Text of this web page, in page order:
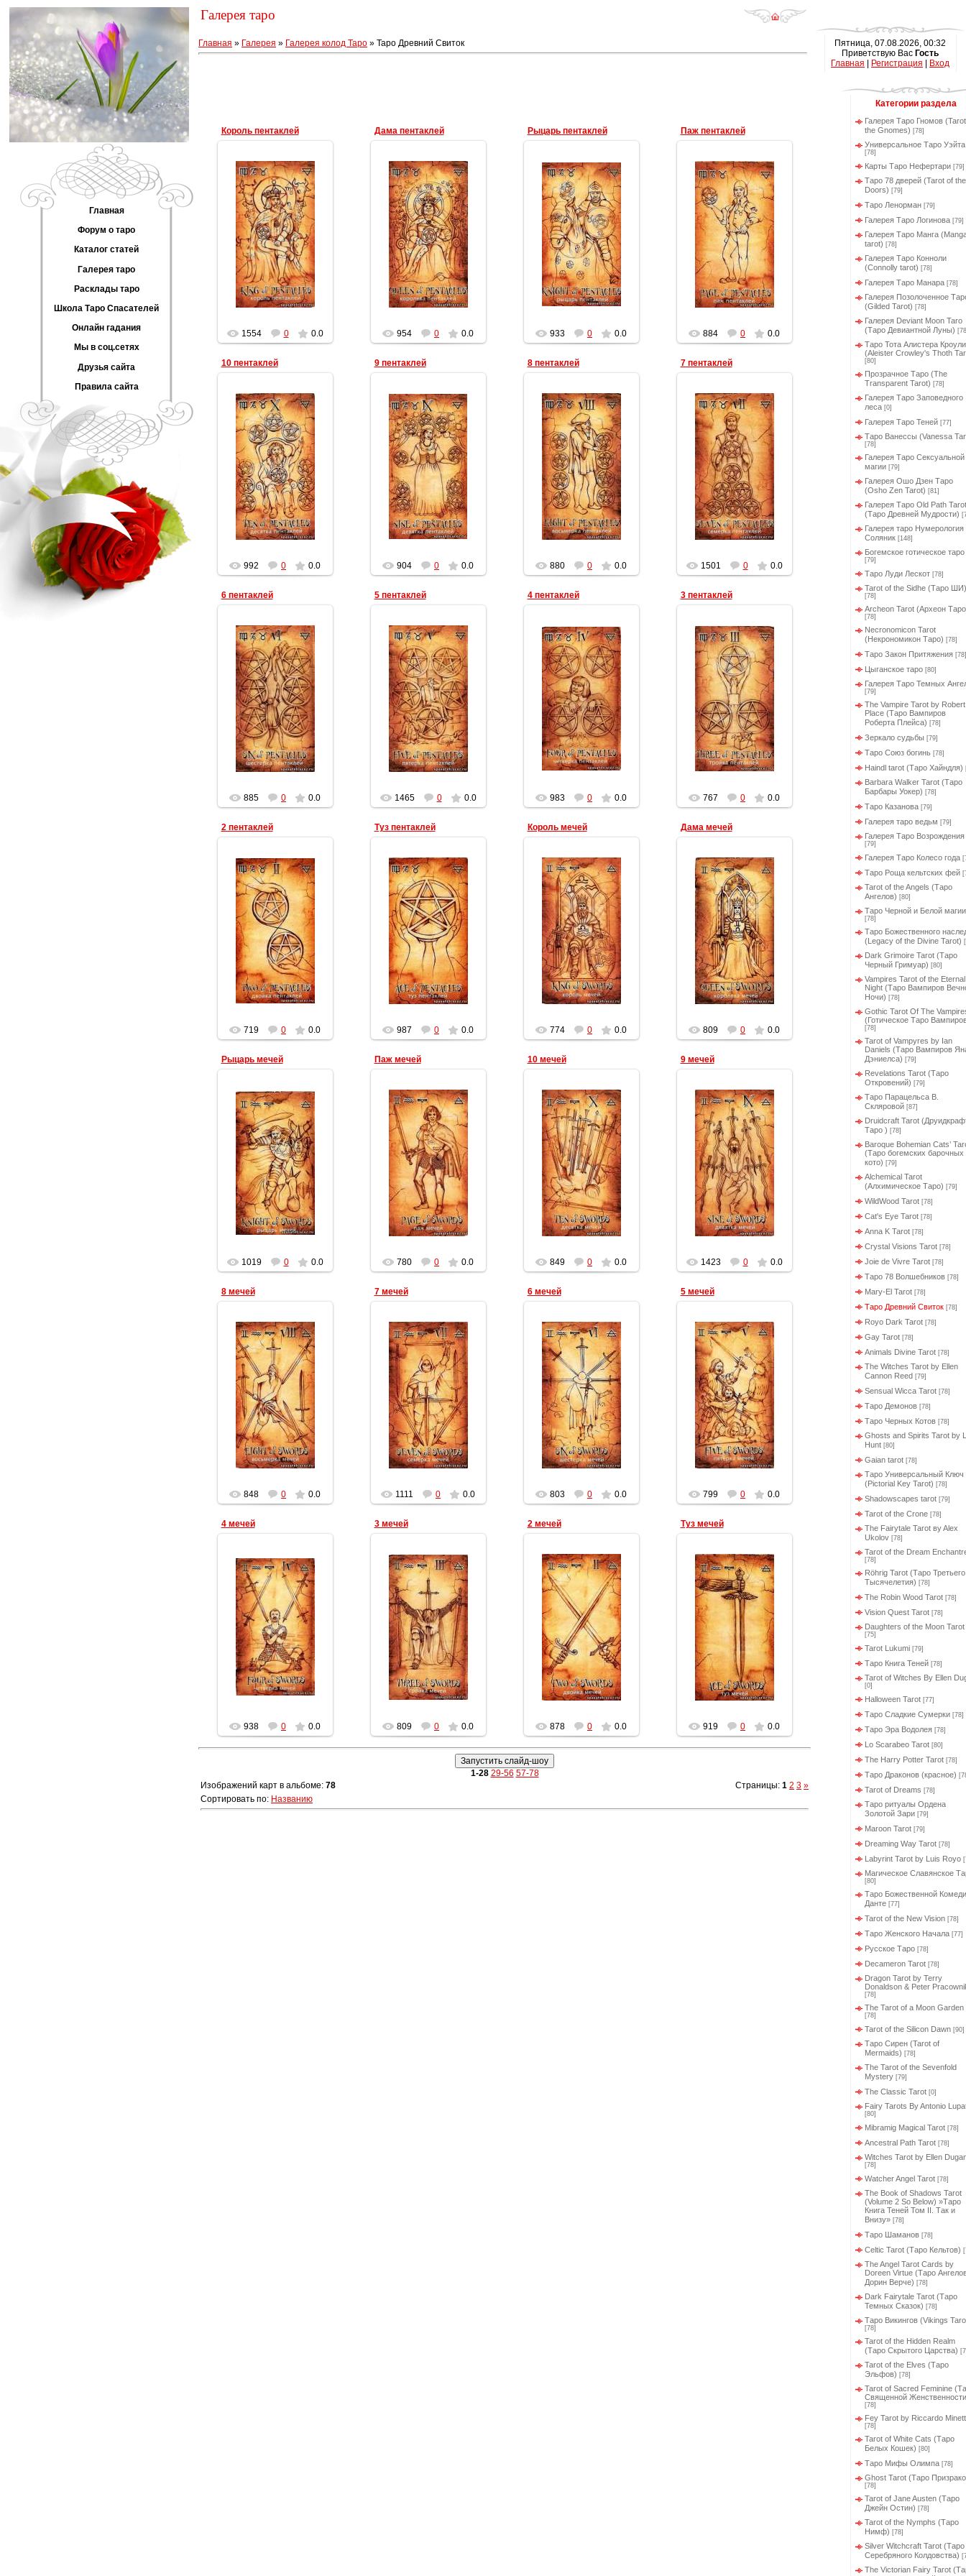
Главная
Форум о таро
Каталог статей
Галерея таро
Расклады таро
Школа Таро Спасателей
Онлайн гадания
Мы в соц.сетях
Друзья сайта
Правила сайта
Галерея таро
Главная » Галерея » Галерея колод Таро » Таро Древний Свиток
Король пентаклей
19.03.2012
Геката
1554 0 0.0
Дама пентаклей
19.03.2012
Геката
954 0 0.0
Рыцарь пентаклей
19.03.2012
Геката
933 0 0.0
Паж пентаклей
19.03.2012
Геката
884 0 0.0
10 пентаклей
19.03.2012
Геката
992 0 0.0
9 пентаклей
19.03.2012
Геката
904 0 0.0
8 пентаклей
19.03.2012
Геката
880 0 0.0
7 пентаклей
19.03.2012
Геката
1501 0 0.0
6 пентаклей
19.03.2012
Геката
885 0 0.0
5 пентаклей
19.03.2012
Геката
1465 0 0.0
4 пентаклей
19.03.2012
Геката
983 0 0.0
3 пентаклей
19.03.2012
Геката
767 0 0.0
2 пентаклей
19.03.2012
Геката
719 0 0.0
Туз пентаклей
19.03.2012
Геката
987 0 0.0
Король мечей
19.03.2012
Геката
774 0 0.0
Дама мечей
19.03.2012
Геката
809 0 0.0
Рыцарь мечей
19.03.2012
Геката
1019 0 0.0
Паж мечей
19.03.2012
Геката
780 0 0.0
10 мечей
19.03.2012
Геката
849 0 0.0
9 мечей
19.03.2012
Геката
1423 0 0.0
8 мечей
19.03.2012
Геката
848 0 0.0
7 мечей
19.03.2012
Геката
1111 0 0.0
6 мечей
19.03.2012
Геката
803 0 0.0
5 мечей
19.03.2012
Геката
799 0 0.0
4 мечей
19.03.2012
Геката
938 0 0.0
3 мечей
19.03.2012
Геката
809 0 0.0
2 мечей
19.03.2012
Геката
878 0 0.0
Туз мечей
19.03.2012
Геката
919 0 0.0
1-28 29-56 57-78
Изображений карт в альбоме: 78 Страницы: 1 2 3 »
Сортировать по: Названию
Пятница, 07.08.2026, 00:32
Приветствую Вас Гость
Главная
Регистрация Вход
Категории раздела
Галерея Таро Гномов
the Gnomes) [78]
Универсальное Таро Уэйта
[78]
Карты Таро Нефертари [79]
Таро 78 дверей (Tarot of
Doors) [79]
Таро Ленорман [79]
Галерея Таро Логинова [79]
Галерея Таро Манга
tarot) [78]
Галерея Таро Конноли
(Connolly tarot) [78]
Галерея Таро Манара [78]
Галерея Позолоченное
(Gilded Tarot) [78]
Галерея Deviant Moon Taro
(Таро Девиантной Луны)
Таро Тота Алистера Кроули
(Aleister Crowley's Thoth
[80]
Прозрачное Таро (The
Transparent Tarot) [78]
Галерея Таро Заповедного
леса [0]
Галерея Таро Теней [77]
Таро Ванессы (Vanessa
[78]
Галерея Таро Сексуальной
магии [79]
Галерея Ошо Дзен Таро
(Osho Zen Tarot) [81]
Галерея Таро Old Path Tarot
(Таро Древней Мудрости)
Галерея таро Нумерология
Соляник [148]
Богемское готическое таро
[79]
Таро Луди Лескот [78]
Tarot of the Sidhe (Таро ШИ)
[78]
Archeon Tarot (Археон
[78]
Necronomicon Tarot
(Некрономикон Таро) [78]
Таро Закон Притяжения [78]
Цыганское таро [80]
Галерея Таро Темных
[79]
The Vampire Tarot by
Place (Таро Вампиров
Роберта Плейса) [78]
Зеркало судьбы [79]
Таро Союз богинь [78]
Haindl tarot (Таро Хайндля)
Barbara Walker Tarot (Таро
Барбары Уокер) [78]
Таро Казанова [79]
Галерея таро ведьм [79]
Галерея Таро Возрождения
[79]
Галерея Таро Колесо года
Таро Роща кельтских фей
Tarot of the Angels (Таро
Ангелов) [80]
Таро Черной и Белой магии
[78]
Таро Божественного
(Legacy of the Divine Tarot)
Dark Grimoire Tarot (Таро
Черный Гримуар) [80]
Vampires Tarot of the Eternal
Night (Таро Вампиров
Ночи) [78]
Gothic Tarot Of The
(Готическое Таро
[78]
Tarot of Vampyres by Ian
Daniels (Таро Вампиров
Дэниелса) [79]
Revelations Tarot (Таро
Откровений) [79]
Таро Парацельса В.
Скляровой [87]
Druidcraft Tarot
Таро ) [78]
Baroque Bohemian Cats’
(Таро богемских барочных
кото) [79]
Alchemical Tarot
(Алхимическое Таро) [79]
WildWood Tarot [78]
Cat's Eye Tarot [78]
Anna K Tarot [78]
Crystal Visions Tarot [78]
Joie de Vivre Tarot [78]
Таро 78 Волшебников [78]
Mary-El Tarot [78]
Таро Древний Свиток [78]
Royo Dark Tarot [78]
Gay Tarot [78]
Animals Divine Tarot [78]
The Witches Tarot by Ellen
Cannon Reed [79]
Sensual Wicca Tarot [78]
Таро Демонов [78]
Таро Черных Котов [78]
Ghosts and Spirits Tarot by
Hunt [80]
Gaian tarot [78]
Таро Универсальный Ключ
(Pictorial Key Tarot) [78]
Shadowscapes tarot [79]
Tarot of the Crone [78]
The Fairytale Tarot вy Alex
Ukolov [78]
Tarot of the Dream
[78]
Röhrig Tarot (Таро Третьего
Тысячелетия) [78]
The Robin Wood Tarot [78]
Vision Quest Tarot [78]
Daughters of the Moon Tarot
[75]
Tarot Lukumi [79]
Таро Книга Теней [78]
Tarot of Witches By Ellen
[0]
Halloween Tarot [77]
Таро Сладкие Cумерки [78]
Таро Эра Водолея [78]
Lo Scarabeo Tarot [80]
The Harry Potter Tarot [78]
Таро Драконов (красное)
Tarot of Dreams [78]
Таро ритуалы Ордена
Золотой Зари [79]
Maroon Tarot [79]
Dreaming Way Tarot [78]
Labyrint Tarot by Luis Royo
Магическое Славянское
[80]
Таро Божественной
Данте [77]
Tarot of the New Vision [78]
Таро Женского Начала [77]
Русское Таро [78]
Decameron Tarot [78]
Dragon Tarot by Terry
Donaldson & Peter
[78]
The Tarot of a Moon Garden
[78]
Tarot of the Silicon Dawn [90]
Таро Сирен (Tarot of
Mermaids) [78]
The Tarot of the Sevenfold
Mystery [79]
The Classic Tarot [0]
Fairy Tarots By Antonio
[80]
Mibramig Magical Tarot [78]
Ancestral Path Tarot [78]
Witches Tarot by Ellen
[78]
Watcher Angel Tarot [78]
The Book of Shadows Tarot
(Volume 2 So Below) »Таро
Книга Теней Том II. Так и
Внизу» [78]
Таро Шаманов [78]
Celtic Tarot (Таро Кельтов)
The Angel Tarot Cards by
Doreen Virtue (Таро
Дорин Верче) [78]
Dark Fairytale Tarot (Таро
Темных Сказок) [78]
Таро Викингов (Vikings
[78]
Tarot of the Hidden Realm
(Таро Скрытого Царства)
Tarot of the Elves (Таро
Эльфов) [78]
Tarot of Sacred Feminine
Священной
[78]
Fey Tarot by Riccardo
[78]
Tarot of White Cats (Таро
Белых Кошек) [80]
Таро Мифы Олимпа [78]
Ghost Tarot (Таро
[78]
Tarot of Jane Austen (Таро
Джейн Остин) [78]
Tarot of the Nymphs (Таро
Нимф) [78]
Silver Witchcraft Tarot (Таро
Серебряного Колдовства)
The Victorian Fairy Tarot